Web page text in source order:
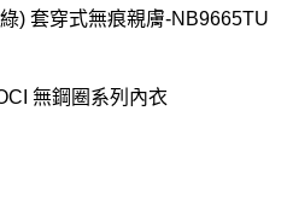
) 套穿式無痕親膚-NB9665TU
無鋼圈系列內衣